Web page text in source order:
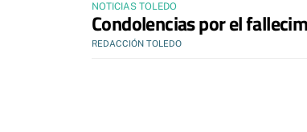
NOTICIAS TOLEDO
Condolencias por el
REDACCIÓN TOLEDO